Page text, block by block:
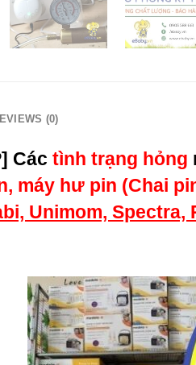
(0)
Các tình trạng hỏng
máy hư pin (Chai
Unimom,